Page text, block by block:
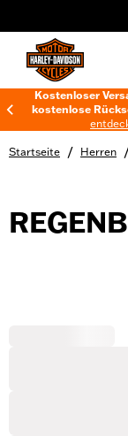
Kostenloser
kostenlose
Startseite / Herren